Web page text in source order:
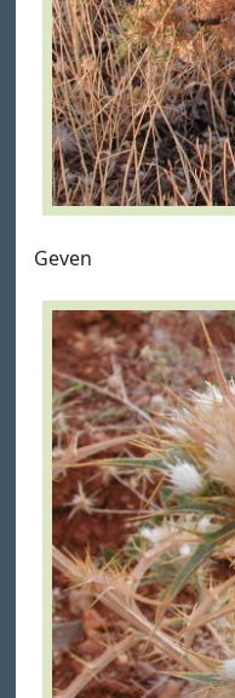
Geven